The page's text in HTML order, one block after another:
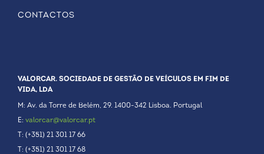
CONTACTOS
VALORCAR. SOCIEDADE DE GESTÃO DE VEÍCULOS EM FIM DE
VIDA, LDA
M: Av. da Torre de Belém, 29. 1400-342 Lisboa. Portugal
E: valorcar@valorcar.pt
T: (+351) 21 301 17 66
T: (+351) 21 301 17 68